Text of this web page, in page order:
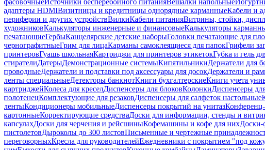
фасовочныеИсточники бесперебойного питанияВешалки напольные
адаптеры HDMIВизитницы и кредитницы однорядные карманныеКабели и
периферии и других устройствВилкиКабели питанияВитрины, стойки,
художниковКалькуляторы инженерные и финансовыеКалькуляторы
печатающиеГербыКанцелярские детские наборыГоловки печатающие для
чернографитныеГрим для лицаКарманы самоклеящиеся для папокГрифели
принтеровГуашь школьнаяКартриджи для принтеров этикетокГубка и гель
стирателиДатерыДемонстрационные системыКипятильникиДержатели для
проводныеДержатели и подставки под аксессуары для досокДержатели и
ленты специальныеДетекторы банкнотКниги бухгалтерскиеКниги учета
картриджейКолеса для креселДиспенсеры для блоковКолонкиДиспенсеры
полотенецКомплектующие для резаковДиспенсеры для салфеток настольные
лентыКондиционеры мобильныеДиспенсеры покрытий на унитазКонференц-
картонныеКорректирующие средстваДоски для информации, стенды и
капсулахДоски для черчения и рейсшиныКофемашины и кофе для них
пистолетовДыроколы до 300 листовПисьменные и чертежные
переговорныхКресла для руководителейЕжедневники с покрытием "под